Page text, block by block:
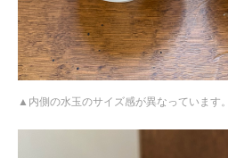
内側の水玉のサイズ感が異なっています。